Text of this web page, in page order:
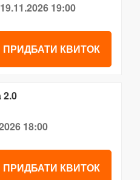
19.11.2026 19:00
ПРИДБАТИ КВИТОК
18:00
ПРИДБАТИ КВИТОК